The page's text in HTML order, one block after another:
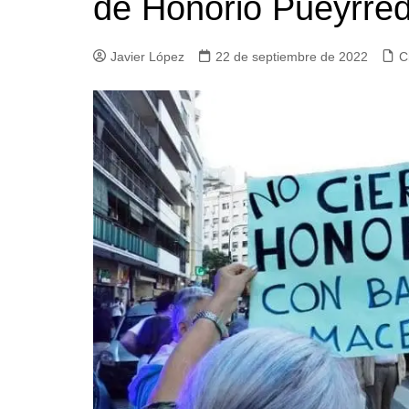
de Honorio
Javier López 22 de septiembre de 2022